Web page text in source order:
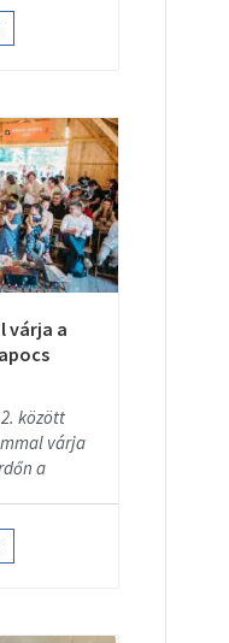
várja a
között
várja
a